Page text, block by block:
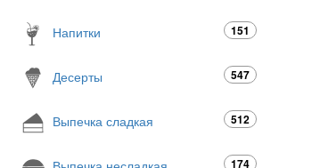
Напитки 151
Десерты 547
Выпечка сладкая 512
174